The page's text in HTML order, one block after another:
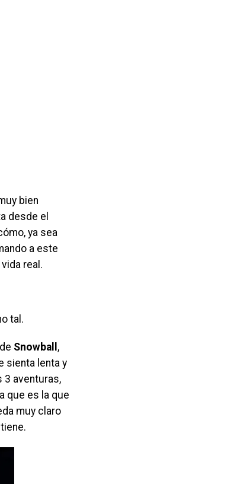
bien
desde el
ya sea
a este
real.
tal.
Snowball ,
sienta lenta y
3 aventuras,
que es la que
muy claro